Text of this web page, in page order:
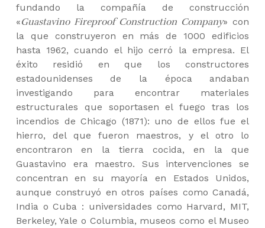
fundando la compañía de construcción
«Guastavino Fireproof Construction Company» con
la que construyeron en más de 1000 edificios
hasta 1962, cuando el hijo cerró la empresa. El
éxito residió en que los constructores
estadounidenses de la época andaban
investigando para encontrar materiales
estructurales que soportasen el fuego tras los
incendios de Chicago (1871): uno de ellos fue el
hierro, del que fueron maestros, y el otro lo
encontraron en la tierra cocida, en la que
Guastavino era maestro. Sus intervenciones se
concentran en su mayoría en Estados Unidos,
aunque construyó en otros países como Canadá,
India o Cuba : universidades como Harvard, MIT,
Berkeley, Yale o Columbia, museos como el Museo